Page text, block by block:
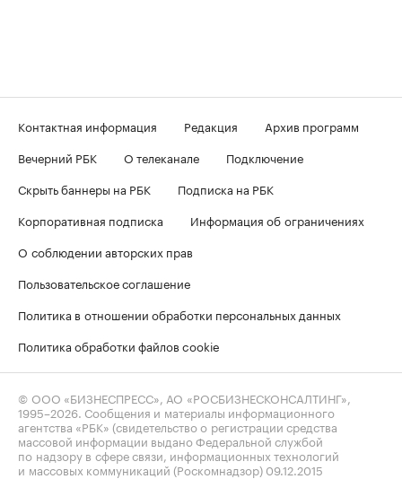
Контактная информация Редакция
Архив программ
Вечерний РБК
О телеканале
Подключение
Скрыть баннеры на РБК
Подписка на РБК
Корпоративная подписка
Информация об ограничениях
О соблюдении авторских прав
Пользовательское соглашение
Политика в отношении обработки персональных данных
Политика обработки файлов cookie
© ООО «БИЗНЕСПРЕСС», АО «РОСБИЗНЕСКОНСАЛТИНГ»,
1995–2026 . Сообщения и материалы информационного
агентства «РБК» (свидетельство о регистрации средства
массовой информации выдано Федеральной службой
по надзору в сфере связи, информационных технологий
и массовых коммуникаций (Роскомнадзор) 09.12.2015